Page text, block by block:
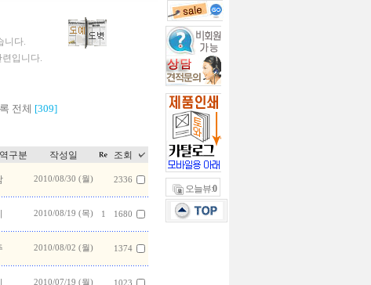
니다.
입니다.
전체 [309]
구분 작성일 조회
2010/08/30 (월) 2336
2010/08/19 (목) 1 1680
2010/08/02 (월) 1374
2010/07/19 (월) 1023
오늘뷰:0